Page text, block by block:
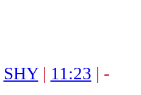
SHY| 11:23 | -